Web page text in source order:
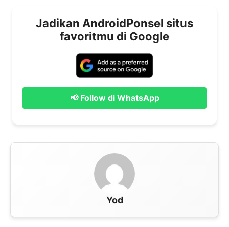
Jadikan AndroidPonsel situs
favoritmu di Google
📢 Follow di WhatsApp
Yod